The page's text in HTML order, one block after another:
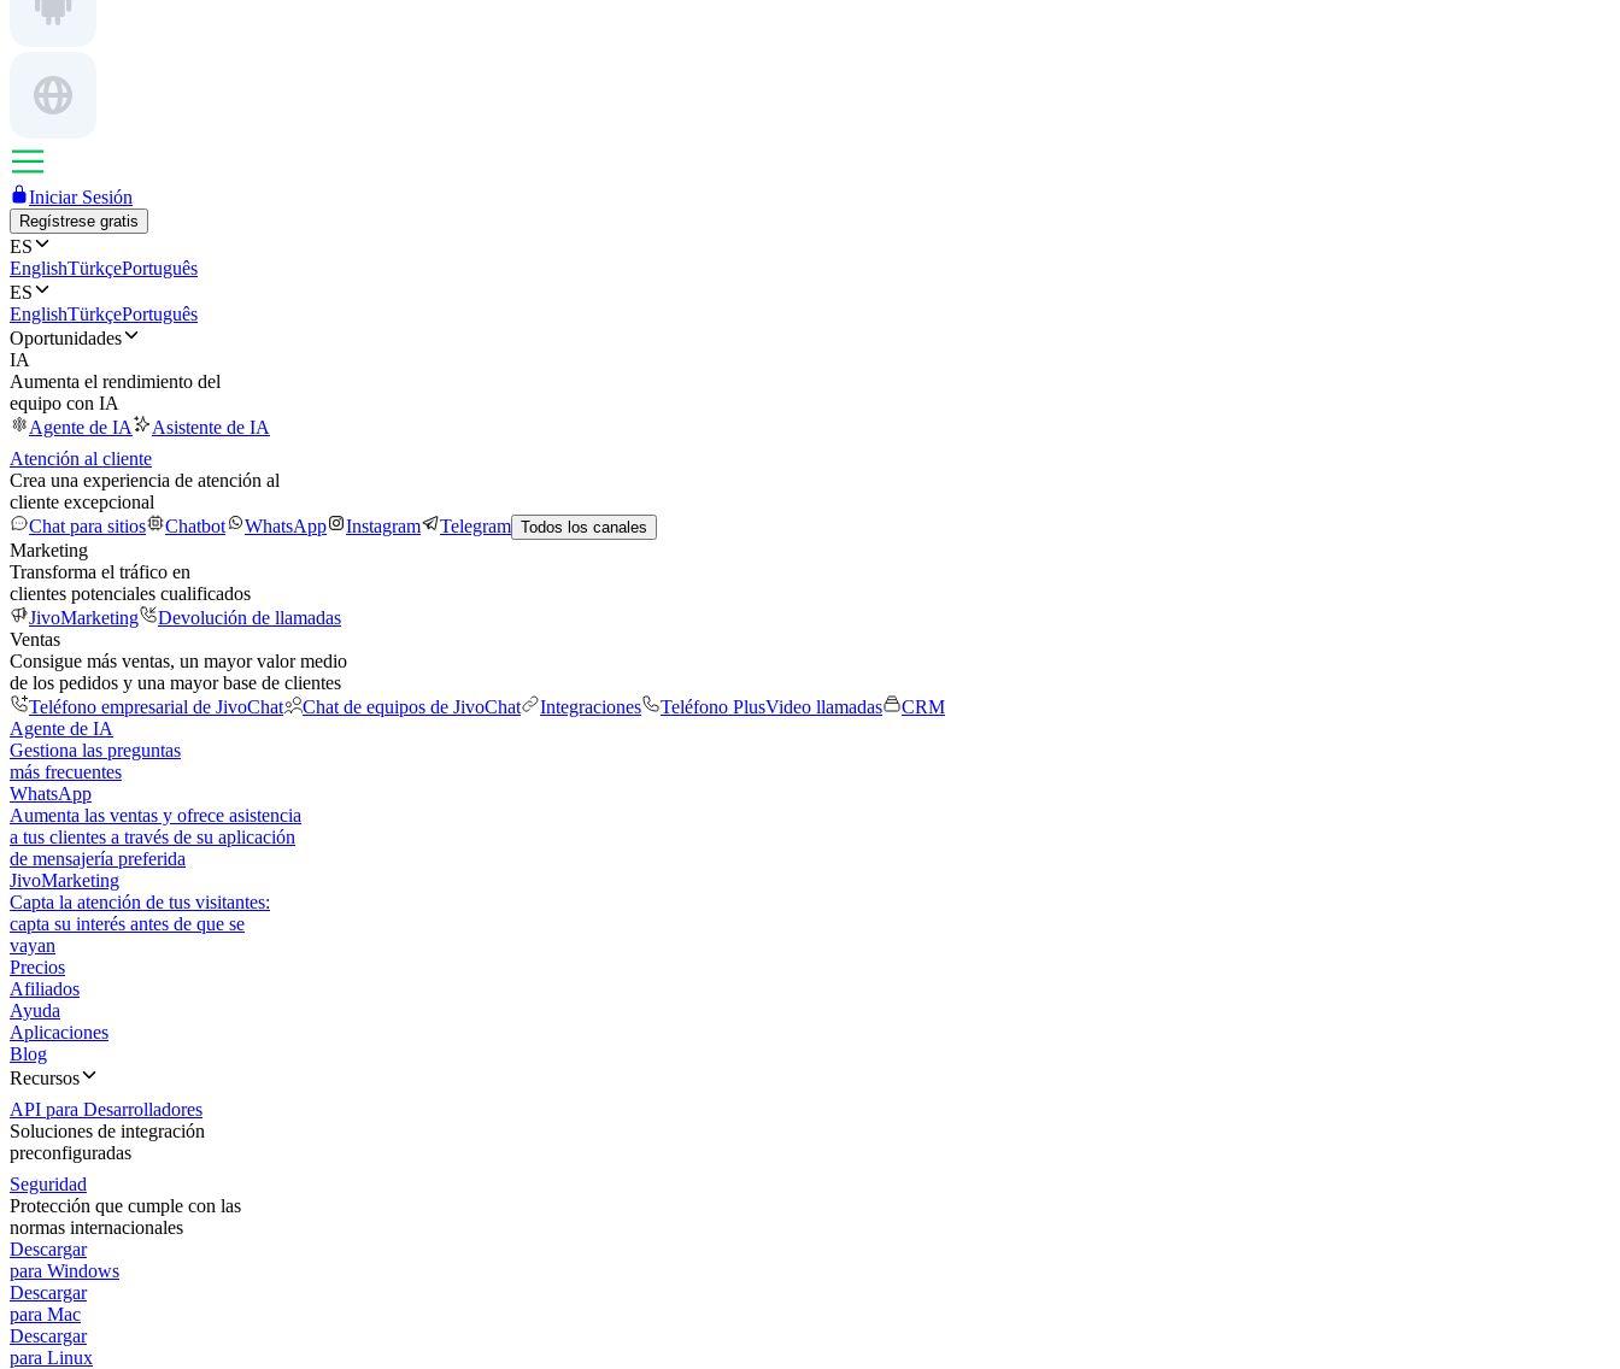
Iniciar Sesión
Regístrese gratis
ES
EnglishTürkçePortuguês
ES
EnglishTürkçePortuguês
Oportunidades
IA
Aumenta el rendimiento del
equipo con IA
Agente de IA
Asistente de IA
Atención al cliente
Crea una experiencia de atención al
cliente excepcional
Chat para sitios
Chatbot WhatsApp Instagram Telegram Todos los canales
Marketing
Transforma el tráfico en
clientes potenciales cualificados
JivoMarketing
Devolución de llamadas
Ventas
Consigue más ventas, un mayor valor medio
de los pedidos y una mayor base de clientes
Teléfono empresarial de JivoChat
Chat de equipos de JivoChat Integraciones Teléfono PlusVideo llamadas
CRM
Agente de IA
Gestiona las preguntas
más frecuentes
WhatsApp
Aumenta las ventas y ofrece asistencia
a tus clientes a través de su aplicación
de mensajería preferida
JivoMarketing
Capta la atención de tus visitantes:
capta su interés antes de que se
vayan
Precios
Afiliados
Ayuda
Aplicaciones
Blog
Recursos
API para Desarrolladores
Soluciones de integración
preconfiguradas
Seguridad
Protección que cumple con las
normas internacionales
Descargar
para Windows
Descargar
para Mac
Descargar
para Linux